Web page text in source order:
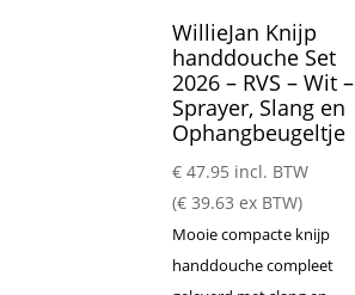
WillieJan Knijp
handdouche Set
2026 – RVS – Wit –
Sprayer, Slang en
Ophangbeugeltje
€ 47.95 incl. BTW
(€ 39.63 ex BTW)
Mooie compacte knijp
handdouche compleet